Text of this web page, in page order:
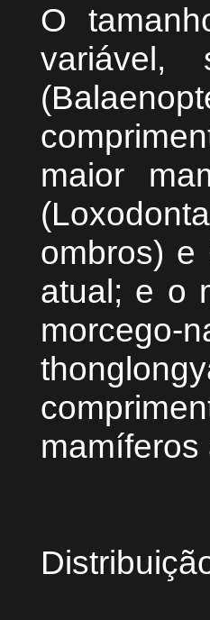
O
variável,
maior
ombros) e
atual; e o